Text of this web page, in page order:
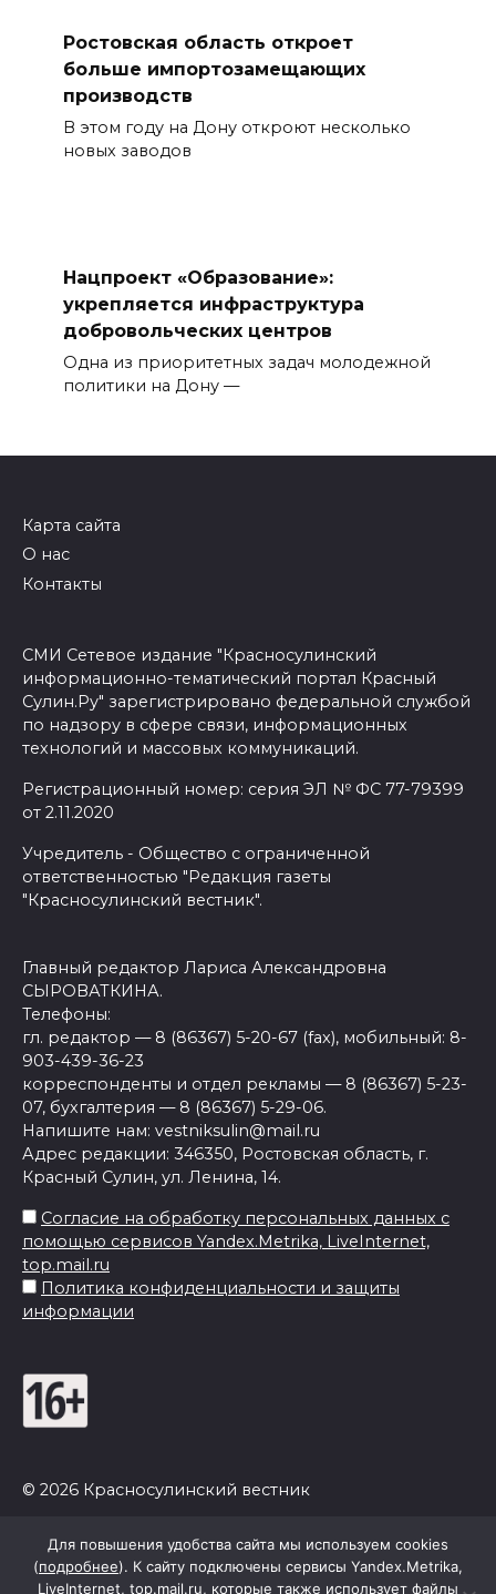
Ростовская область откроет
больше импортозамещающих
производств
В этом году на Дону откроют несколько
новых заводов
Нацпроект «Образование»:
укрепляется инфраструктура
добровольческих центров
Одна из приоритетных задач молодежной
политики на Дону —
Карта сайта
О нас
Контакты
СМИ Сетевое издание "Красносулинский
информационно-тематический портал Красный
Сулин.Ру" зарегистрировано федеральной службой
по надзору в сфере связи, информационных
технологий и массовых коммуникаций.
Регистрационный номер: серия ЭЛ № ФС 77-79399
от 2.11.2020
Учредитель - Общество с ограниченной
ответственностью "Редакция газеты
"Красносулинский вестник".
Главный редактор Лариса Александровна
СЫРОВАТКИНА.
Телефоны:
гл. редактор — 8 (86367) 5-20-67 (fax), мобильный: 8-
903-439-36-23
корреспонденты и отдел рекламы — 8 (86367) 5-23-
07, бухгалтерия — 8 (86367) 5-29-06.
Напишите нам: vestniksulin@mail.ru
Адрес редакции: 346350, Ростовская область, г.
Красный Сулин, ул. Ленина, 14.
Согласие на обработку персональных данных с
помощью сервисов Yandex.Metrika, LiveInternet,
top.mail.ru
Политика конфиденциальности и защиты
информации
© 2026 Красносулинский вестник
Для повышения удобства сайта мы используем cookies
(подробнее). К сайту подключены сервисы Yandex.Metrika,
LiveInternet, top.mail.ru, которые также использует файлы